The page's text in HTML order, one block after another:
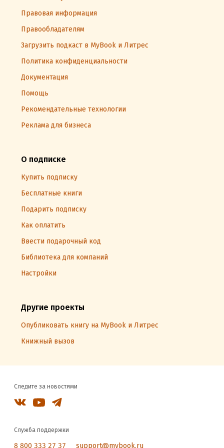
Правовая информация
Правообладателям
Загрузить подкаст в MyBook и Литрес
Политика конфиденциальности
Документация
Помощь
Рекомендательные технологии
Реклама для бизнеса
О подписке
Купить подписку
Бесплатные книги
Подарить подписку
Как оплатить
Ввести подарочный код
Библиотека для компаний
Настройки
Другие проекты
Опубликовать книгу на MyBook и Литрес
Книжный вызов
Следите за новостями
Служба поддержки
8 800 333 27 37 support@mybook.ru